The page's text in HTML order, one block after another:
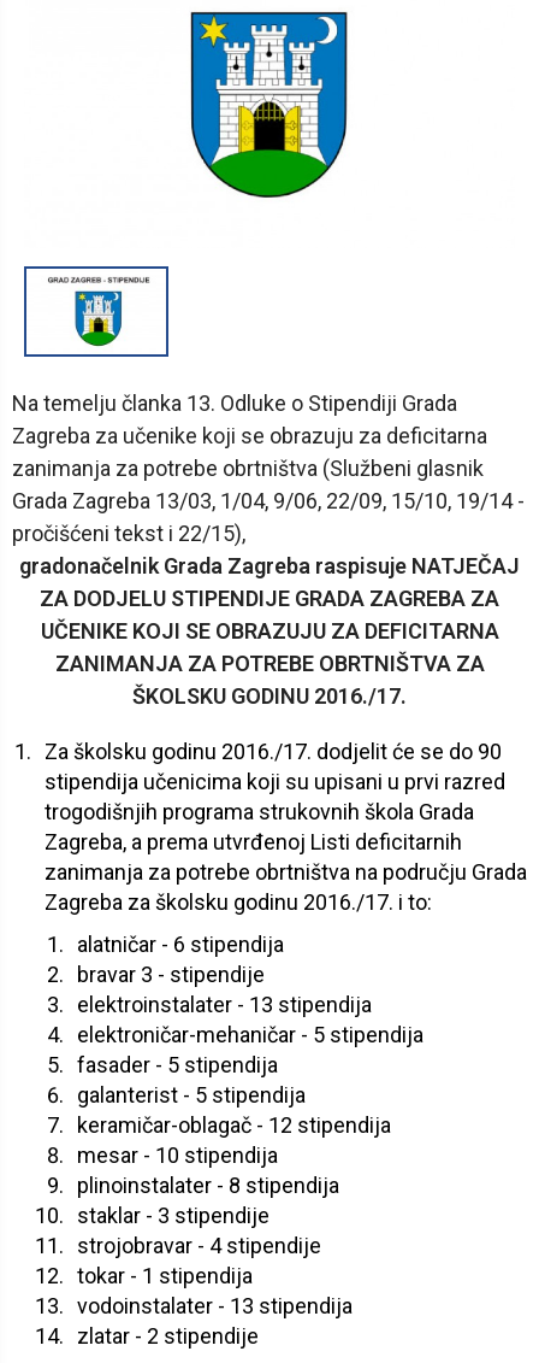
Na temelju članka 13. Odluke o Stipendiji Grada
Zagreba za učenike koji se obrazuju za deficitarna
zanimanja za potrebe obrtništva (Službeni glasnik
Grada Zagreba 13/03, 1/04, 9/06, 22/09, 15/10, 19/14 -
pročišćeni tekst i 22/15),
gradonačelnik Grada Zagreba raspisuje NATJEČAJ
ZA DODJELU STIPENDIJE GRADA ZAGREBA ZA
UČENIKE KOJI SE OBRAZUJU ZA DEFICITARNA
ZANIMANJA ZA POTREBE OBRTNIŠTVA ZA
ŠKOLSKU GODINU 2016./17.
Za školsku godinu 2016./17. dodjelit će se do 90
stipendija učenicima koji su upisani u prvi razred
trogodišnjih programa strukovnih škola Grada
Zagreba, a prema utvrđenoj Listi deficitarnih
zanimanja za potrebe obrtništva na području Grada
Zagreba za školsku godinu 2016./17. i to:
alatničar - 6 stipendija
bravar 3 - stipendije
elektroinstalater - 13 stipendija
elektroničar-mehaničar - 5 stipendija
fasader - 5 stipendija
galanterist - 5 stipendija
keramičar-oblagač - 12 stipendija
mesar - 10 stipendija
plinoinstalater - 8 stipendija
staklar - 3 stipendije
strojobravar - 4 stipendije
tokar - 1 stipendija
vodoinstalater - 13 stipendija
zlatar - 2 stipendije